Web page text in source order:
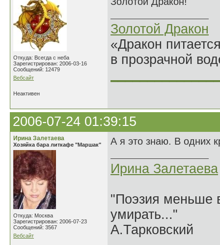
Откуда: Всегда с неба
Зарегистрирован: 2006-03-16
Сообщений: 12479
Вебсайт
Золотой Дракон
«Дракон
в прозрачной
Неактивен
2006-07-24 01:39:15
Ирина Залетаева
Хозяйка бара литкафе "Маршак"
Откуда: Москва
Зарегистрирован: 2006-07-23
Сообщений: 3567
Вебсайт
А я это знаю. В одних
Ирина Залетаева
"Поэзия меньше
умирать..."
А.Тарковский